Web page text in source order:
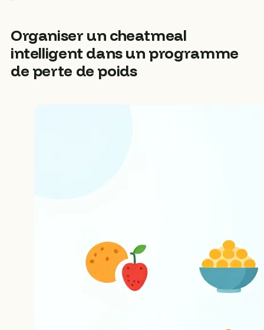
Organiser un cheatmeal
intelligent dans un programme
de perte de poids